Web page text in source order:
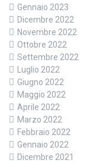
Gennaio 2023
Dicembre 2022
Novembre 2022
Ottobre 2022
Settembre 2022
Luglio 2022
Giugno 2022
Maggio 2022
Aprile 2022
Marzo 2022
Febbraio 2022
Gennaio 2022
Dicembre 2021